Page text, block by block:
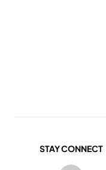
STAY CONNECT
I